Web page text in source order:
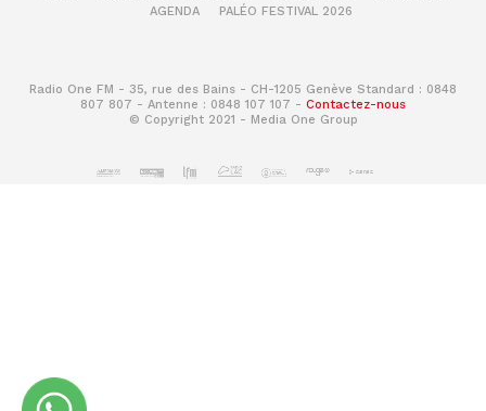
AGENDA
PALÉO FESTIVAL 2026
Radio One FM - 35, rue des Bains - CH-1205 Genève Standard : 0848
807 807 - Antenne : 0848 107 107 - Contactez-nous
© Copyright 2021 - Media One Group